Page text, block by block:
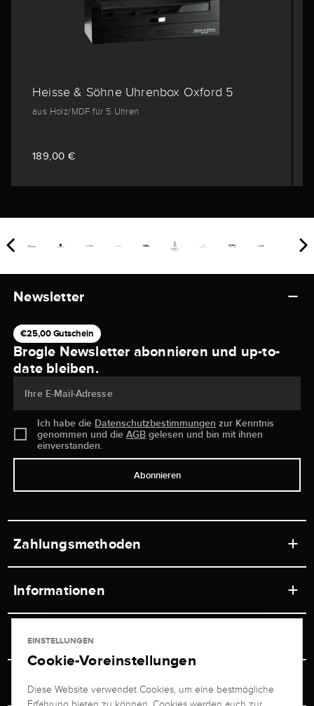
Heisse & Söhne Uhrenbox Oxford 5
aus Holz/MDF für 5 Uhren
189,00 €
Newsletter
€25,00 Gutschein
Brogle Newsletter abonnieren und up-to-
date bleiben.
Ihre E-Mail-Adresse
Ich habe die Datenschutzbestimmungen zur Kenntnis
genommen und dieAGB gelesen und bin mit ihnen
einverstanden.
Abonnieren
Zahlungsmethoden
Informationen
Ladengeschäft
Versand & Zahlung
Service
Newsletterabmeldung
Juwelier Brogle
EINSTELLUNGEN
Cookie-Voreinstellungen
Diese Website verwendet Cookies, um eine bestmögliche